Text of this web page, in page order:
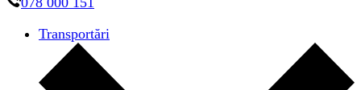
Transportări